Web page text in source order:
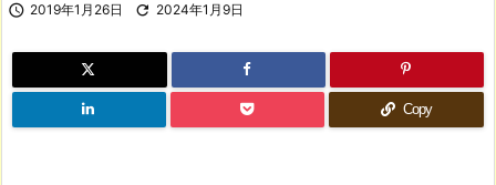
 2019年1月26日  2024年1月9日
Copy